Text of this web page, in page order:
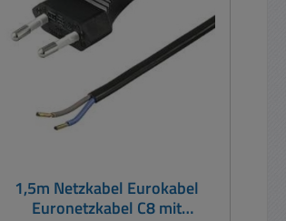
1,5m Netzkabel Eurokabel
Euronetzkabel C8 mit